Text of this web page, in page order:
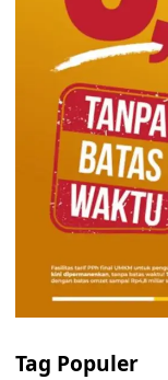
Tag Populer